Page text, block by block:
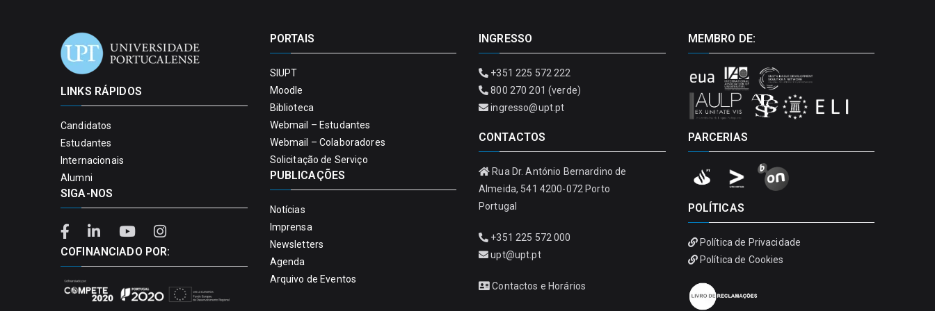
LINKS RÁPIDOS
Candidatos
Estudantes
Internacionais
Alumni
SIGA-NOS
COFINANCIADO POR:
PORTAIS
SIUPT
Moodle
Biblioteca
Webmail – Estudantes
Webmail – Colaboradores
Solicitação de Serviço
PUBLICAÇÕES
Notícias
Imprensa
Newsletters
Agenda
Arquivo de Eventos
INGRESSO
+351 225 572 222
800 270 201 (verde)
ingresso@upt.pt
CONTACTOS
Rua Dr. António Bernardino de
Almeida, 541 4200-072 Porto
Portugal
+351 225 572 000
upt@upt.pt
Contactos e Horários
MEMBRO DE:
PARCERIAS
POLÍTICAS
Política de Privacidade
Política de Cookies